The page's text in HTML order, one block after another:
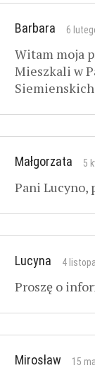
Barbara 6
Witam moja
Mieszkali w
Małgorzata 5
Pani Lucyno,
Lucyna 4
Proszę o
Mirosław 15